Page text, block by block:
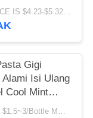
Padat
Mulut
EXW PRICE IS $4.23-$5.32/BOTTLE MOQ:100000 pcs
Gigi
Alami Isi Ulang
Cool Mint
Exw price $1.5~3/Bottle MOQ:5000botol